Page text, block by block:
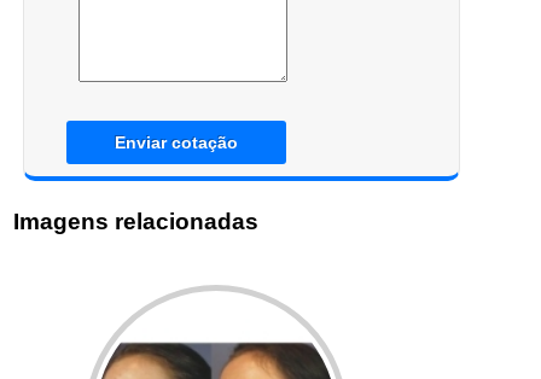
Enviar cotação
Imagens relacionadas